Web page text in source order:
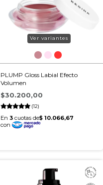
PLUMP Gloss Labial Efecto
Volumen
(12)
$30.200,00
Ver variantes